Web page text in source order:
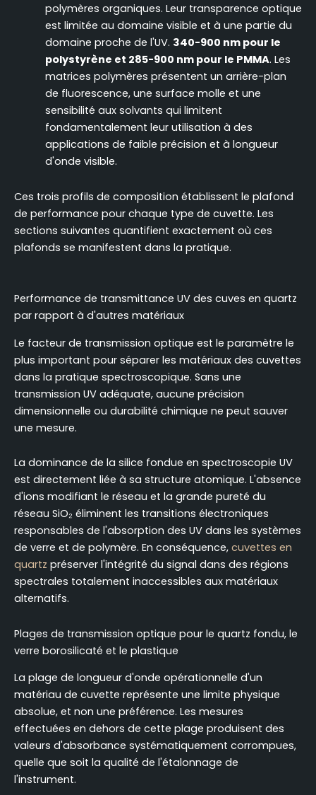
polymères organiques. Leur transparence optique
est limitée au domaine visible et à une partie du
domaine proche de l'UV. 340-900 nm pour le
polystyrène et 285-900 nm pour le PMMA. Les
matrices polymères présentent un arrière-plan
de fluorescence, une surface molle et une
sensibilité aux solvants qui limitent
fondamentalement leur utilisation à des
applications de faible précision et à longueur
d'onde visible.
Ces trois profils de composition établissent le plafond
de performance pour chaque type de cuvette. Les
sections suivantes quantifient exactement où ces
plafonds se manifestent dans la pratique.
Performance de transmittance UV des cuves en quartz
par rapport à d'autres matériaux
Le facteur de transmission optique est le paramètre le
plus important pour séparer les matériaux des cuvettes
dans la pratique spectroscopique. Sans une
transmission UV adéquate, aucune précision
dimensionnelle ou durabilité chimique ne peut sauver
une mesure.
La dominance de la silice fondue en spectroscopie UV
est directement liée à sa structure atomique. L'absence
d'ions modifiant le réseau et la grande pureté du
réseau SiO₂ éliminent les transitions électroniques
responsables de l'absorption des UV dans les systèmes
de verre et de polymère. En conséquence, cuvettes en
quartz préserver l'intégrité du signal dans des régions
spectrales totalement inaccessibles aux matériaux
alternatifs.
Plages de transmission optique pour le quartz fondu, le
verre borosilicaté et le plastique
La plage de longueur d'onde opérationnelle d'un
matériau de cuvette représente une limite physique
absolue, et non une préférence. Les mesures
effectuées en dehors de cette plage produisent des
valeurs d'absorbance systématiquement corrompues,
quelle que soit la qualité de l'étalonnage de
l'instrument.